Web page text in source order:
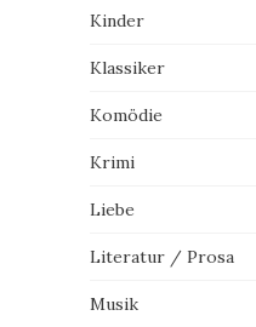
Kinder
Klassiker
Komödie
Krimi
Liebe
Literatur / Prosa
Musik